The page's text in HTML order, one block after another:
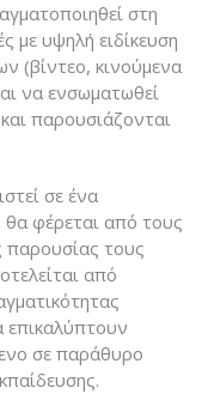
στη
με υψηλή ειδίκευση
(βίντεο, κινούμενα
να ενσωματωθεί
παρουσιάζονται
σε ένα
φέρεται από τους
παρουσίας τους
από
επικαλύπτουν
σε παράθυρο